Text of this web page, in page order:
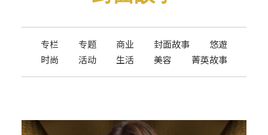
电子杂志
专栏 专题 商业 封面故事
悠遊
时尚
活动 生活 美容 菁英故事